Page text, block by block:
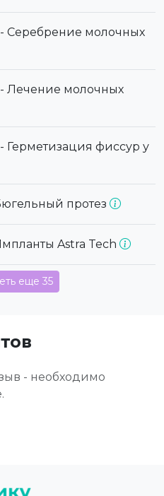
- Серебрение молочных
- Лечение молочных
Герметизация фиссур у
протез
Astra Tech
еще 35
- необходимо